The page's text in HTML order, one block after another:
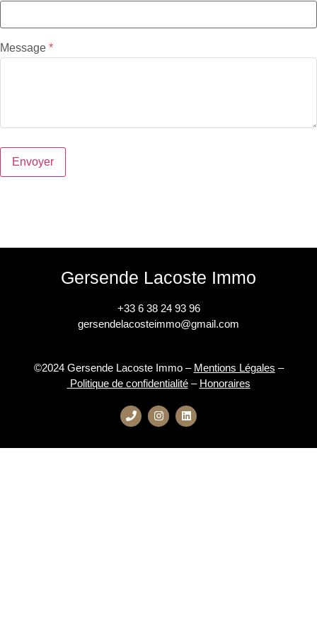
Message
Envoyer
Gersende Lacoste Immo
+33 6 38 24 93 96
gersendelacosteimmo@gmail.com
©2024 Gersende Lacoste Immo – Mentions Légales –
Politique de confidentialité– Honoraires